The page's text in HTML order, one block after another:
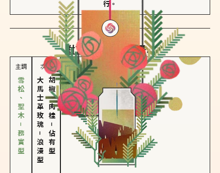
行。
對方的主調蠟燭是...
主調
雪松、聖木－務實型
次調
大馬士革玫瑰
－
浪漫型
胡椒、肉桂
－
佔有型